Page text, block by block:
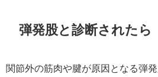
弾発股と診断されたら
関節外の筋肉や腱が原因となる弾